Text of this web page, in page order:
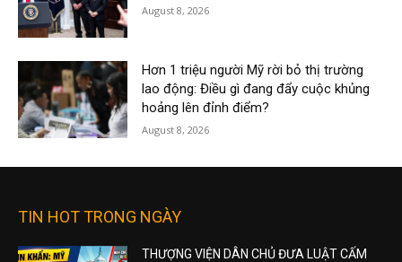
August 8, 2026
Hơn 1 triệu người Mỹ rời bỏ thị trường
lao động: Điều gì đang đẩy cuộc khủng
hoảng lên đỉnh điểm?
August 8, 2026
TIN HOT TRONG NGÀY
THƯỢNG VIỆN DÂN CHỦ ĐƯA LUẬT CẤM